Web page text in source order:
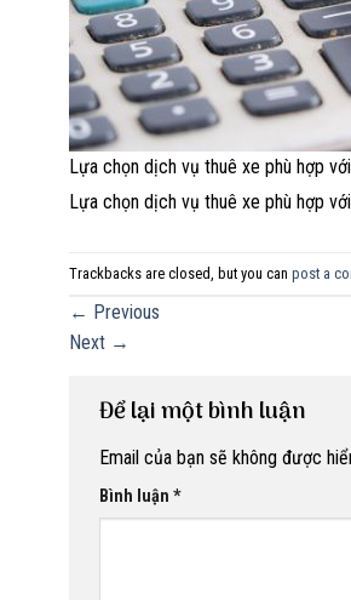
Lựa chọn dịch vụ thuê xe phù hợp
Lựa chọn dịch vụ thuê xe phù hợp
Trackbacks are closed, but you can post a
← Previous
Next →
Để lại một bình luận
Email của bạn sẽ không được
Bình luận *